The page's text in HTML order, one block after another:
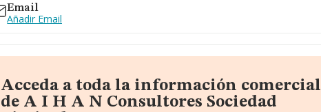
Email
Añadir Email
Acceda a toda la información comercial
de A I H A N Consultores Sociedad